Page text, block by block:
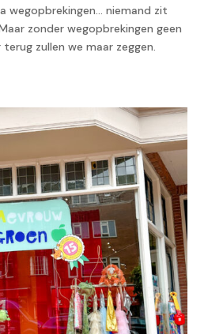
wegopbrekingen… niemand zit
zonder wegopbrekingen geen
zullen we maar zeggen.